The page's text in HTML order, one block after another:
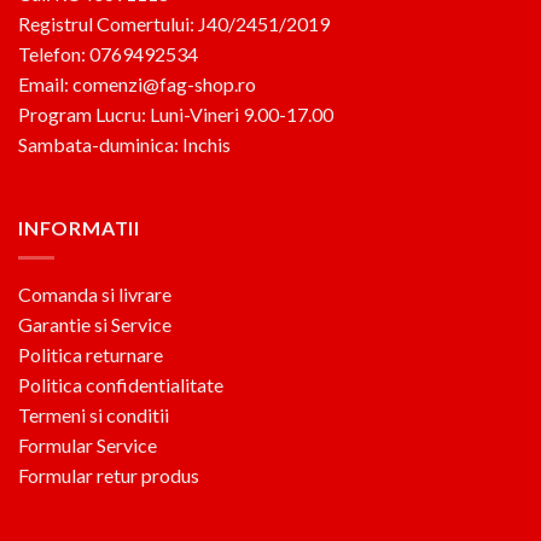
Registrul Comertului: J40/2451/2019
Telefon: 0769492534
Email: comenzi@fag-shop.ro
Program Lucru: Luni-Vineri 9.00-17.00
Sambata-duminica: Inchis
INFORMATII
Comanda si livrare
Garantie si Service
Politica returnare
Politica confidentialitate
Termeni si conditii
Formular Service
Formular retur produs